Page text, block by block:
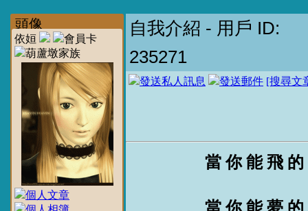
頭像
依姮
自我介紹 - 用戶 ID:
235271
[搜尋文
當 你 能 飛
當 你 能 夢